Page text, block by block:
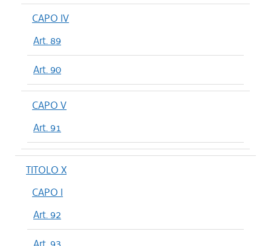
CAPO IV
Art. 89
Art. 90
CAPO V
Art. 91
TITOLO X
CAPO I
Art. 92